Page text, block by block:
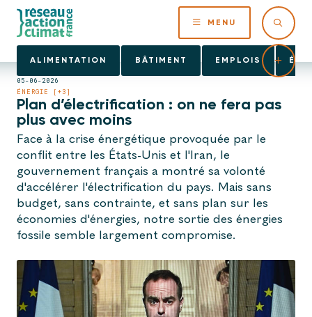
MENU
ALIMENTATION BÂTIMENT EMPLOIS
05-06-2026
ÉNERGIE [+3]
Plan d’électrification : on ne fera pas
plus avec moins
Face à la crise énergétique provoquée par le
conflit entre les États-Unis et l'Iran, le
gouvernement français a montré sa volonté
d'accélérer l'électrification du pays. Mais sans
budget, sans contrainte, et sans plan sur les
économies d'énergies, notre sortie des énergies
fossile semble largement compromise.